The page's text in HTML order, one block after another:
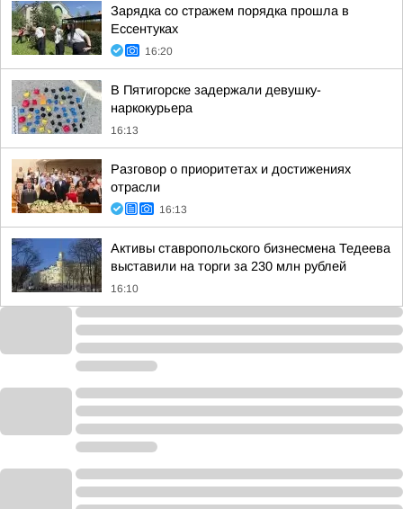
Зарядка со стражем порядка прошла в
Ессентуках
16:20
В Пятигорске задержали девушку-
наркокурьера
16:13
Разговор о приоритетах и достижениях
отрасли
16:13
Активы ставропольского бизнесмена Тедеева
выставили на торги за 230 млн рублей
16:10